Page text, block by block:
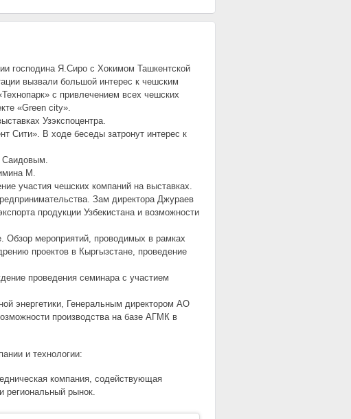
господина Я.Сиро с Хокимом Ташкентской
вызвали большой интерес к чешским
с привлечением всех чешских
«Green city».
Узэкспоцентра.
Сити». В ходе беседы затронут интерес к
М.
участия чешских компаний на выставках.
Зам директора Джураев
продукции Узбекистана и возможности
Обзор мероприятий, проводимых в рамках
проектов в Кыргызстане, проведение
проведения семинара с участием
энергетики, Генеральным директором АО
производства на базе АГМК в
и технологии:
компания, содействующая
региональный рынок.